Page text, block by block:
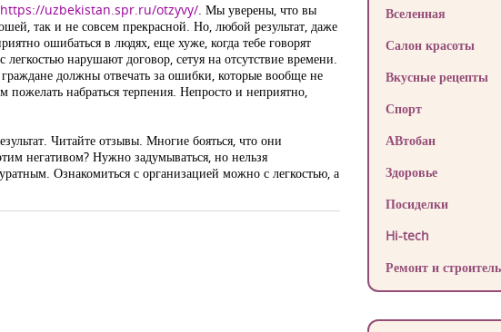
https://uzbekistan.spr.ru/otzyvy/. Мы уверены, что вы
так и не совсем прекрасной. Но, любой результат, даже
ошибаться в людях, еще хуже, когда тебе говорят
нарушают договор, сетуя на отсутствие времени.
должны отвечать за ошибки, которые вообще не
набраться терпения. Непросто и неприятно,
Читайте отзывы. Многие бояться, что они
негативом? Нужно задумываться, но нельзя
Ознакомиться с организацией можно с легкостью, а
Вселенная
Салон красоты
Вкусные рецепты
Спорт
АВтобан
Здоровье
Посиделки
Hi-tech
Ремонт и